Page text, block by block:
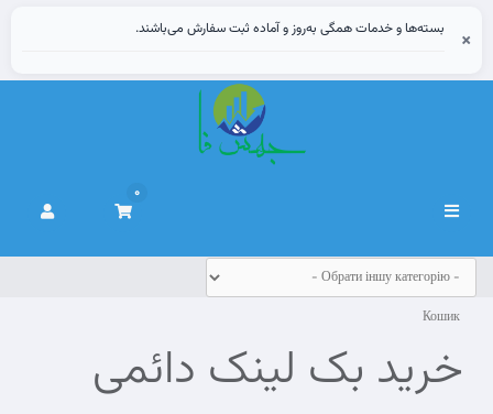
بسته‌ها و خدمات همگی به‌روز و آماده ثبت سفارش می‌باشند. ×
Переключити
0
Кошик
خرید بک لینک دائمی